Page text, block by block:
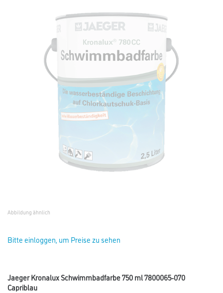
Abbildung ähnlich
Bitte einloggen, um Preise zu sehen
Jaeger Kronalux Schwimmbadfarbe 750 ml 7800065-070
Capriblau